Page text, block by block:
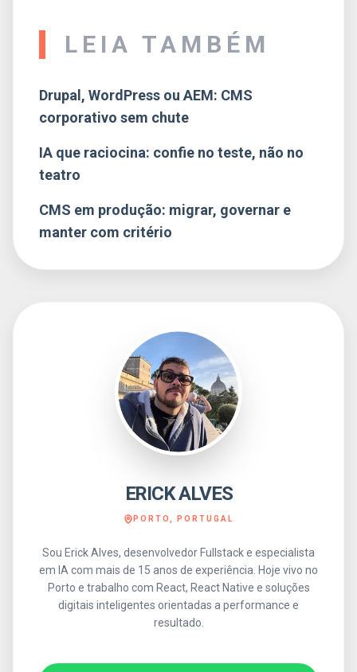
LEIA TAMBÉM
Drupal, WordPress ou AEM: CMS
corporativo sem chute
IA que raciocina: confie no teste, não no
teatro
CMS em produção: migrar, governar e
manter com critério
ERICK ALVES
PORTO, PORTUGAL
Sou Erick Alves, desenvolvedor Fullstack e especialista
em IA com mais de 15 anos de experiência. Hoje vivo no
Porto e trabalho com React, React Native e soluções
digitais inteligentes orientadas a performance e
resultado.